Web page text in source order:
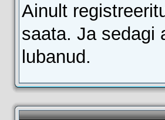
Ainult
saata. Ja sedagi
lubanud.